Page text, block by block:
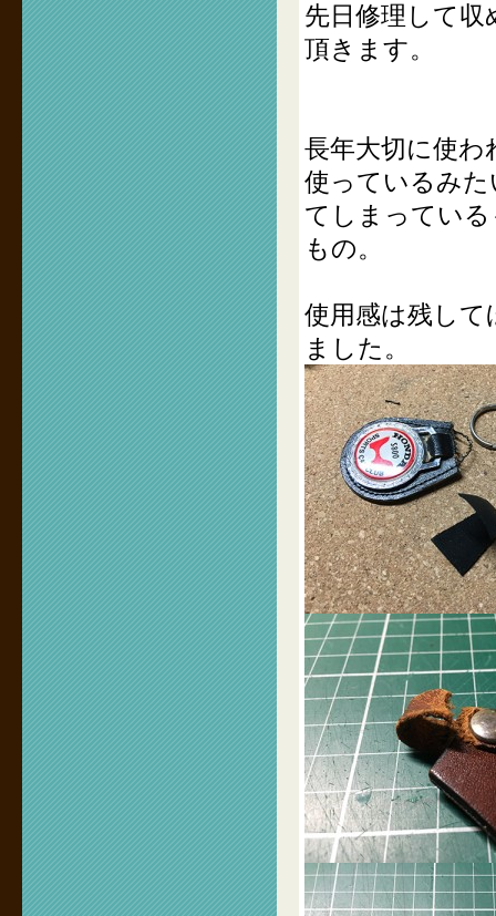
先日修理して
頂きます。
長年大切に使
使っているみ
てしまってい
もの。
使用感は残し
ました。